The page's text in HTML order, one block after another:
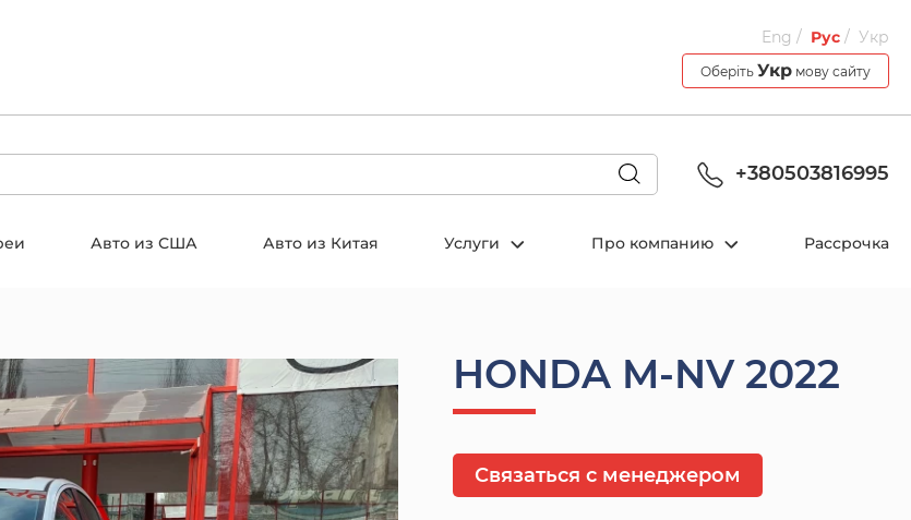
Eng Рус Укр
Оберіть Укр мову сайту
+380503816995
Авто из США Авто из Китая Услуги Про компанию Рассрочка
HONDA M-NV 2022
Связаться с менеджером